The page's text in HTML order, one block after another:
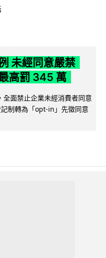
未經同意嚴禁
高罰 345 萬
面禁止企業未經消費者同意
制轉為「opt-in」先徵同意